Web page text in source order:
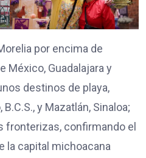
por encima de
México, Guadalajara y
destinos de playa,
y Mazatlán, Sinaloa;
fronterizas, confirmando el
la capital michoacana